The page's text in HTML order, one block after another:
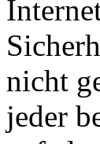
nicht
jeder